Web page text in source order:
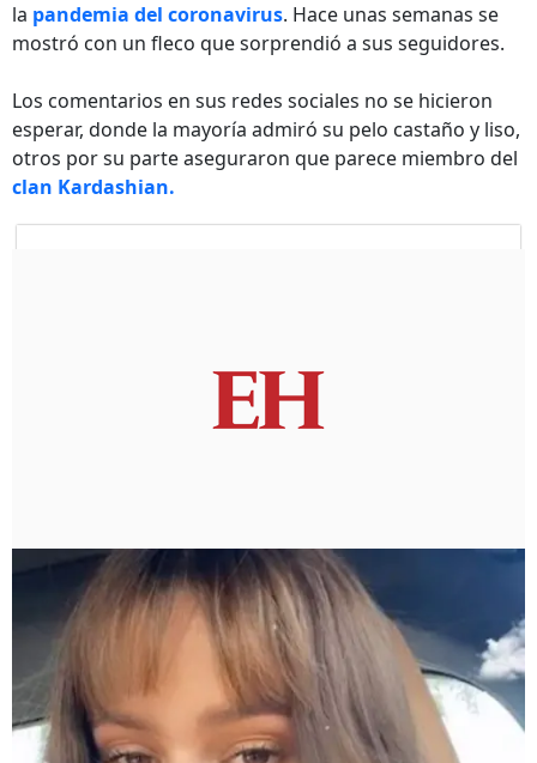
la pandemia del coronavirus. Hace unas semanas se
mostró con un fleco que sorprendió a sus seguidores.
Los comentarios en sus redes sociales no se hicieron
esperar, donde la mayoría admiró su pelo castaño y liso,
otros por su parte aseguraron que parece miembro del
clan Kardashian.